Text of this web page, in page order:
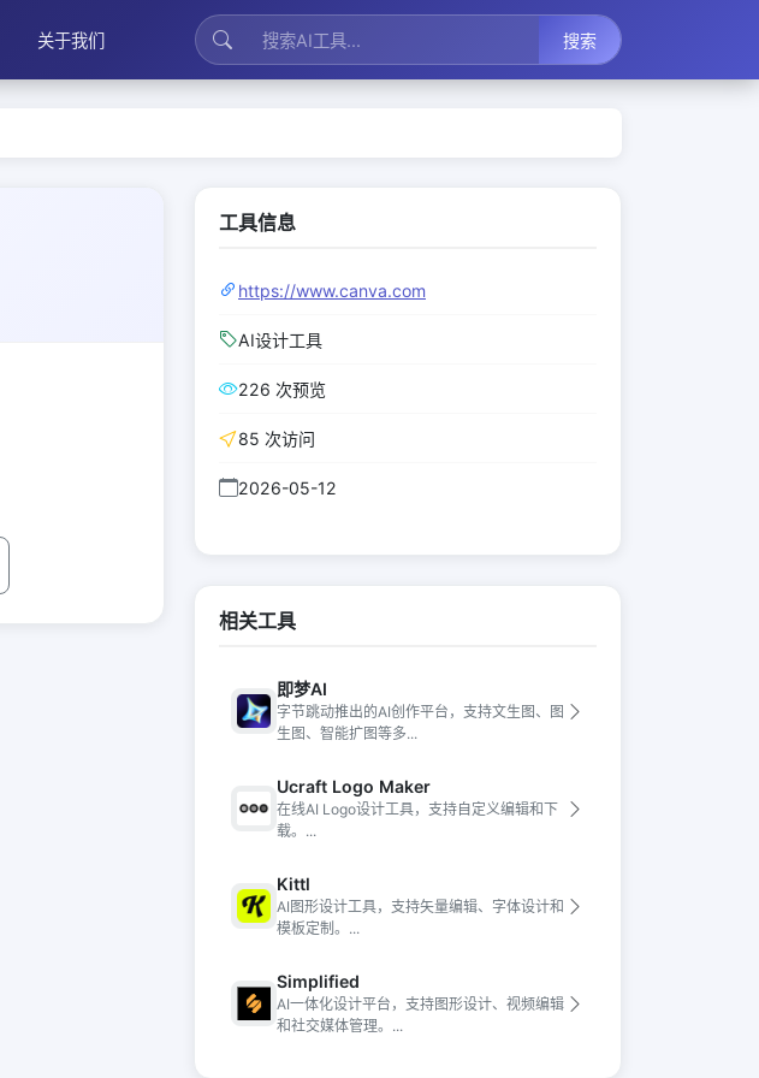
关于我们 搜索
工具信息
https://www.canva.com
AI设计工具
226 次预览
85 次访问
2026-05-12
相关工具
即梦AI
字节跳动推出的AI创作平台，支持文生图、图
生图、智能扩图等多...
Ucraft Logo Maker
在线AI Logo设计工具，支持自定义编辑和下
载。...
Kittl
AI图形设计工具，支持矢量编辑、字体设计和
模板定制。...
Simplified
AI一体化设计平台，支持图形设计、视频编辑
和社交媒体管理。...